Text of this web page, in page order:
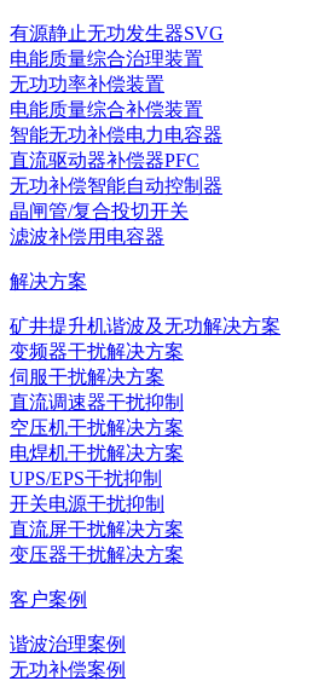
有源静止无功发生器SVG
电能质量综合治理装置
无功功率补偿装置
电能质量综合补偿装置
智能无功补偿电力电容器
直流驱动器补偿器PFC
无功补偿智能自动控制器
晶闸管/复合投切开关
滤波补偿用电容器
解决方案
矿井提升机谐波及无功解决方案
变频器干扰解决方案
伺服干扰解决方案
直流调速器干扰抑制
空压机干扰解决方案
电焊机干扰解决方案
UPS/EPS干扰抑制
开关电源干扰抑制
直流屏干扰解决方案
变压器干扰解决方案
客户案例
谐波治理案例
无功补偿案例